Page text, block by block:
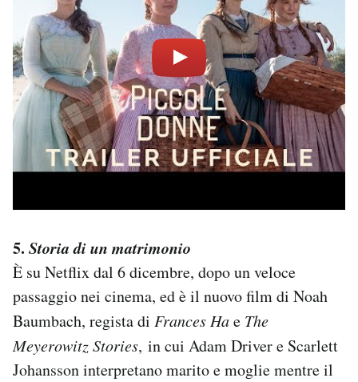
5. Storia di un matrimonio
È su Netflix dal 6 dicembre, dopo un veloce
passaggio nei cinema, ed è il nuovo film di Noah
Baumbach, regista di Frances Hae The
Meyerowitz Stories, in cui Adam Driver e Scarlett
Johansson interpretano marito e moglie mentre il